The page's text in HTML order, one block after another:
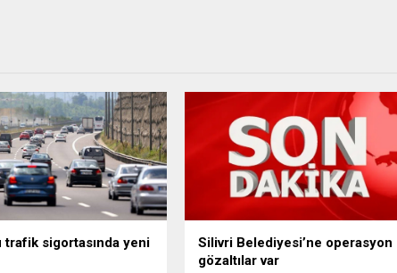
trafik sigortasında yeni
Silivri Belediyesi’ne operasyon
gözaltılar var